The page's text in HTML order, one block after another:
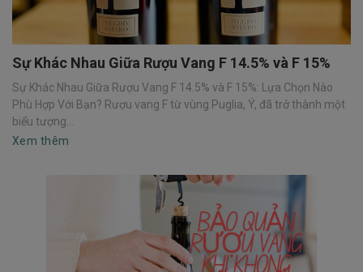
Sự Khác Nhau Giữa Rượu Vang F 14.5% và F 15%
Sự Khác Nhau Giữa Rượu Vang F 14.5% và F 15%: Lựa Chọn Nào
Phù Hợp Với Bạn? Rượu vang F từ vùng Puglia, Ý, đã trở thành một
biểu tượng...
Xem thêm